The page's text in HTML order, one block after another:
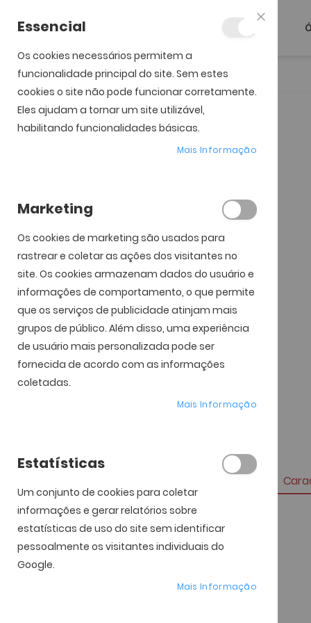
Início Oakley Velo Kato
Saltar para o final da
Galeria de imagens
Saltar para o início da
Galeria de imagens
informação
Referência
Marca
Material da Armação
Essencial
Os cookies necessários permitem a
funcionalidade principal do site. Sem estes
cookies o site não pode funcionar corretamente.
Eles ajudam a tornar um site utilizável,
habilitando funcionalidades básicas.
Mais Informação
Marketing
Os cookies de marketing são usados ​​para
rastrear e coletar as ações dos visitantes no
site. Os cookies armazenam dados do usuário e
informações de comportamento, o que permite
que os serviços de publicidade atinjam mais
grupos de público. Além disso, uma experiência
de usuário mais personalizada pode ser
fornecida de acordo com as informações
coletadas.
Mais Informação
Estatísticas
Um conjunto de cookies para coletar
informações e gerar relatórios sobre
estatísticas de uso do site sem identificar
pessoalmente os visitantes individuais do
Google.
Mais Informação